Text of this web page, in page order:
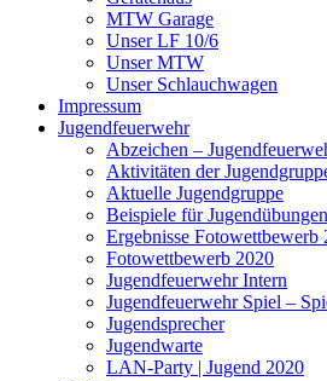
MTW Garage
Unser LF 10/6
Unser MTW
Unser Schlauchwagen
Impressum
Jugendfeuerwehr
Abzeichen –
Aktivitäten der
Aktuelle Jugendgruppe
Beispiele für Jugendübungen
Ergebnisse Fotowettbewerb
Fotowettbewerb 2020
Jugendfeuerwehr Intern
Jugendfeuerwehr Spiel –
Jugendsprecher
Jugendwarte
LAN-Party | Jugend 2020